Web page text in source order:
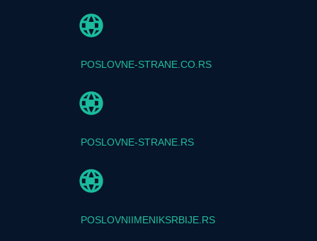
POSLOVNE-STRANE.CO.RS
POSLOVNE-STRANE.RS
POSLOVNIIMENIKSRBIJE.RS